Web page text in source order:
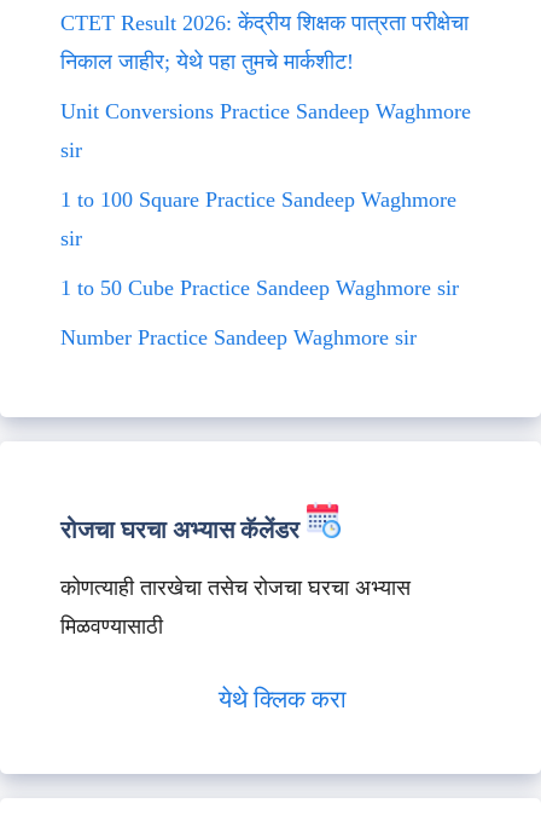
CTET Result 2026: केंद्रीय शिक्षक पात्रता परीक्षेचा
निकाल जाहीर; येथे पहा तुमचे मार्कशीट!
Unit Conversions Practice Sandeep Waghmore
sir
1 to 100 Square Practice Sandeep Waghmore
sir
1 to 50 Cube Practice Sandeep Waghmore sir
Number Practice Sandeep Waghmore sir
रोजचा घरचा अभ्यास कॅलेंडर
कोणत्याही तारखेचा तसेच रोजचा घरचा अभ्यास
मिळवण्यासाठी
येथे क्लिक करा